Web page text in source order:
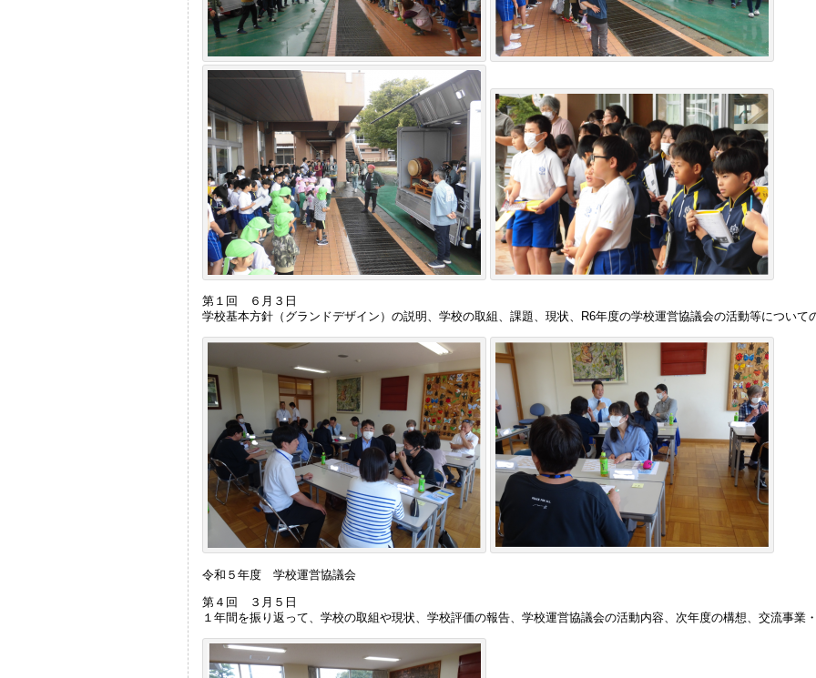
第１回 ６月３日
学校基本方針（グランドデザイン）の説明、学校の取組、課題、現状、R6年度の学校運営協議会の活動等について
令和５年度 学校運営協議会
第４回 ３月５日
１年間を振り返って、学校の取組や現状、学校評価の報告、学校運営協議会の活動内容、次年度の構想、交流事業